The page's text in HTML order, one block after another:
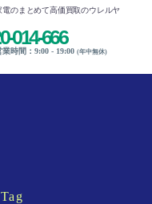
のまとめて高価買取のウレルヤ
014-666
業時間：9:00 - 19:00 (年中無休)
Tag